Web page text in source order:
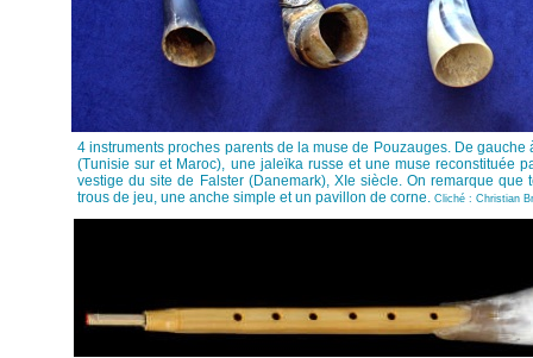
4 instruments proches parents de la muse de Pouzauges. De gauche
(Tunisie sur et Maroc), une jaleïka russe et une muse reconstituée
vestige du site de Falster (Danemark), XIe siècle. On remarque que
trous de jeu, une anche simple et un pavillon de corne. Cliché : Christian